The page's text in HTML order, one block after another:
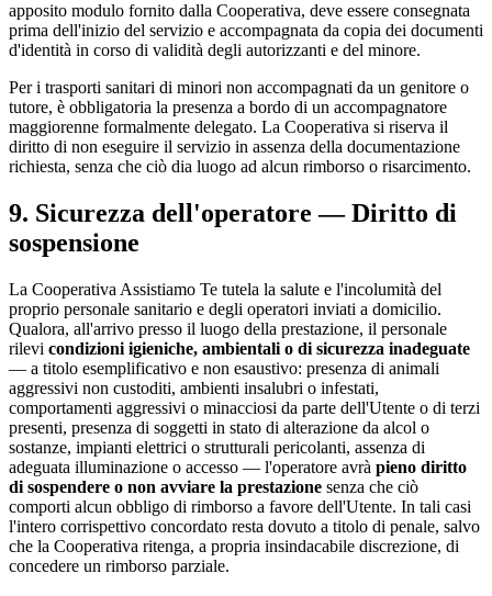
apposito modulo fornito dalla Cooperativa, deve essere consegnata
prima dell'inizio del servizio e accompagnata da copia dei documenti
d'identità in corso di validità degli autorizzanti e del minore.
Per i trasporti sanitari di minori non accompagnati da un genitore o
tutore, è obbligatoria la presenza a bordo di un accompagnatore
maggiorenne formalmente delegato. La Cooperativa si riserva il
diritto di non eseguire il servizio in assenza della documentazione
richiesta, senza che ciò dia luogo ad alcun rimborso o risarcimento.
9. Sicurezza dell'operatore — Diritto di
sospensione
La Cooperativa Assistiamo Te tutela la salute e l'incolumità del
proprio personale sanitario e degli operatori inviati a domicilio.
Qualora, all'arrivo presso il luogo della prestazione, il personale
rilevi condizioni igieniche, ambientali o di sicurezza inadeguate
— a titolo esemplificativo e non esaustivo: presenza di animali
aggressivi non custoditi, ambienti insalubri o infestati,
comportamenti aggressivi o minacciosi da parte dell'Utente o di terzi
presenti, presenza di soggetti in stato di alterazione da alcol o
sostanze, impianti elettrici o strutturali pericolanti, assenza di
adeguata illuminazione o accesso — l'operatore avrà pieno diritto
di sospendere o non avviare la prestazione senza che ciò
comporti alcun obbligo di rimborso a favore dell'Utente. In tali casi
l'intero corrispettivo concordato resta dovuto a titolo di penale, salvo
che la Cooperativa ritenga, a propria insindacabile discrezione, di
concedere un rimborso parziale.